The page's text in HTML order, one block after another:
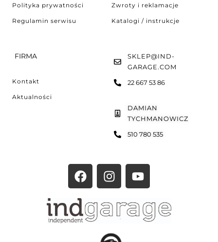
Polityka prywatności
Regulamin serwisu
Zwroty i reklamacje
Katalogi / instrukcje
FIRMA
Kontakt
Aktualności
SKLEP@IND-
GARAGE.COM
22 667 53 86
DAMIAN
TYCHMANOWICZ
510 780 535